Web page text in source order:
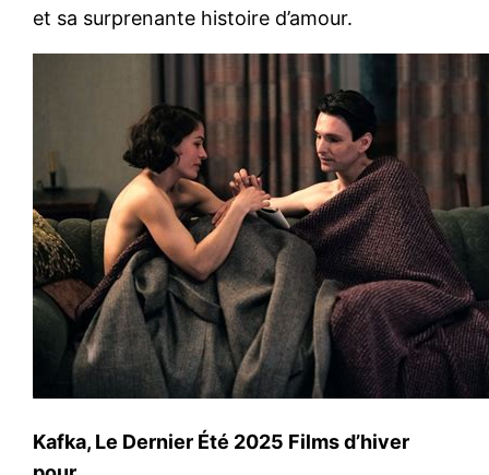
et sa surprenante histoire d’amour.
Kafka, Le Dernier Été 2025 Films d’hiver